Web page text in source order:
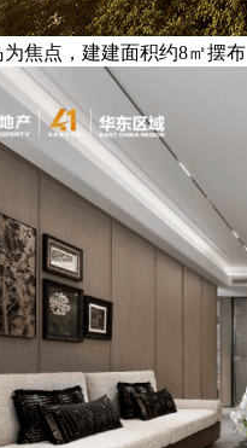
为焦点，建建面积约8㎡摆布